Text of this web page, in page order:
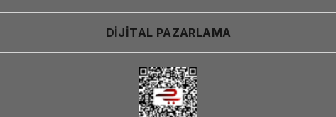
DİJİTAL PAZARLAMA